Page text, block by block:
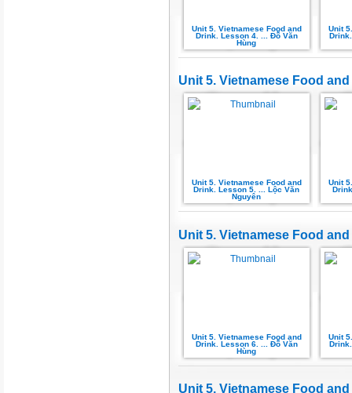
Unit 5. Vietnamese Food and
Drink. Lesson 4. ... Đỗ Văn
Hùng
Unit
Unit 5. Vietnamese Food
Unit 5. Vietnamese Food and
Drink. Lesson 5. ... Lộc Văn
Nguyên
Unit
Unit 5. Vietnamese Food
Unit 5. Vietnamese Food and
Drink. Lesson 6. ... Đỗ Văn
Hùng
Unit
Unit 5. Vietnamese Food